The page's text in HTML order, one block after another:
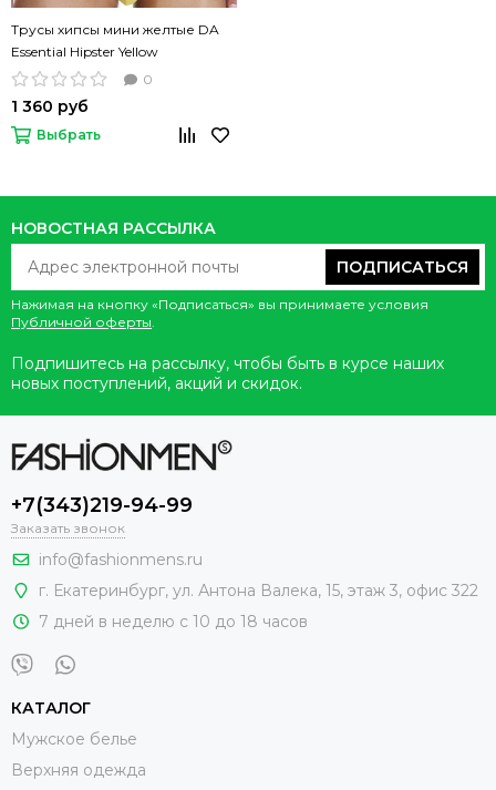
Трусы хипсы мини желтые DA
Essential Hipster Yellow
0
1 360 руб
Выбрать
НОВОСТНАЯ РАССЫЛКА
ПОДПИСАТЬСЯ
Нажимая на кнопку «Подписаться» вы принимаете условия
Публичной оферты.
Подпишитесь на рассылку, чтобы быть в курсе наших
новых поступлений, акций и скидок.
+7(343)219-94-99
Заказать звонок
info@fashionmens.ru
г. Екатеринбург, ул. Антона Валека, 15, этаж 3, офис 322
7 дней в неделю с 10 до 18 часов
КАТАЛОГ
Мужское белье
Верхняя одежда